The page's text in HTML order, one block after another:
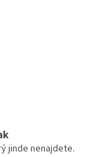
jinde nenajdete.